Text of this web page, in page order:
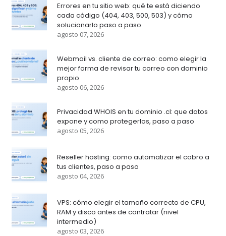
Errores en tu sitio web: qué te está diciendo
cada código (404, 403, 500, 503) y cómo
solucionarlo paso a paso
agosto 07, 2026
Webmail vs. cliente de correo: como elegir la
mejor forma de revisar tu correo con dominio
propio
agosto 06, 2026
Privacidad WHOIS en tu dominio .cl: que datos
expone y como protegerlos, paso a paso
agosto 05, 2026
Reseller hosting: como automatizar el cobro a
tus clientes, paso a paso
agosto 04, 2026
VPS: cómo elegir el tamaño correcto de CPU,
RAM y disco antes de contratar (nivel
intermedio)
agosto 03, 2026